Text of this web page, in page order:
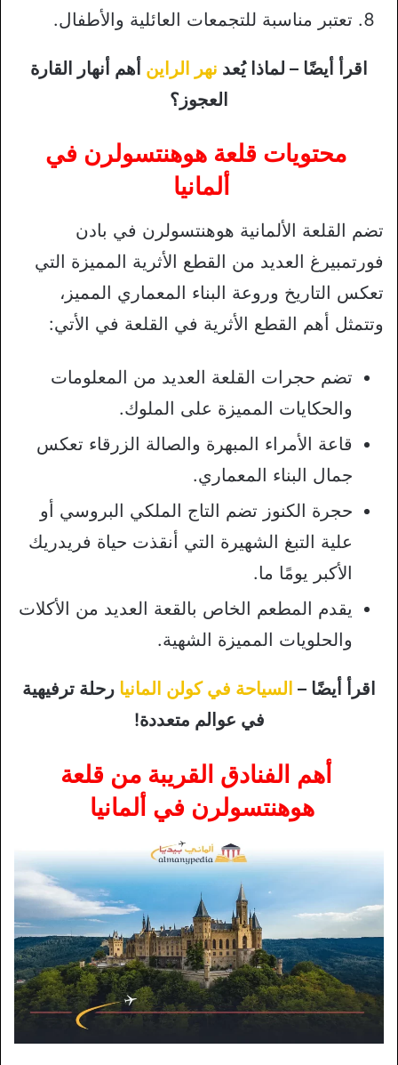
تعتبر مناسبة للتجمعات العائلية والأطفال.
اقرأ أيضًا – لماذا يُعد نهر الراين أهم أنهار القارة
العجوز؟
محتويات قلعة هوهنتسولرن في
ألمانيا
تضم القلعة الألمانية هوهنتسولرن في بادن
فورتمبيرغ العديد من القطع الأثرية المميزة التي
تعكس التاريخ وروعة البناء المعماري المميز،
وتتمثل أهم القطع الأثرية في القلعة في الأتي:
تضم حجرات القلعة العديد من المعلومات
والحكايات المميزة على الملوك.
قاعة الأمراء المبهرة والصالة الزرقاء تعكس
جمال البناء المعماري.
حجرة الكنوز تضم التاج الملكي البروسي أو
علية التبغ الشهيرة التي أنقذت حياة فريدريك
الأكبر يومًا ما.
يقدم المطعم الخاص بالقعة العديد من الأكلات
والحلويات المميزة الشهية.
اقرأ أيضًا – السياحة في كولن المانيا رحلة ترفيهية
في عوالم متعددة!
أهم الفنادق القريبة من قلعة
هوهنتسولرن في ألمانيا